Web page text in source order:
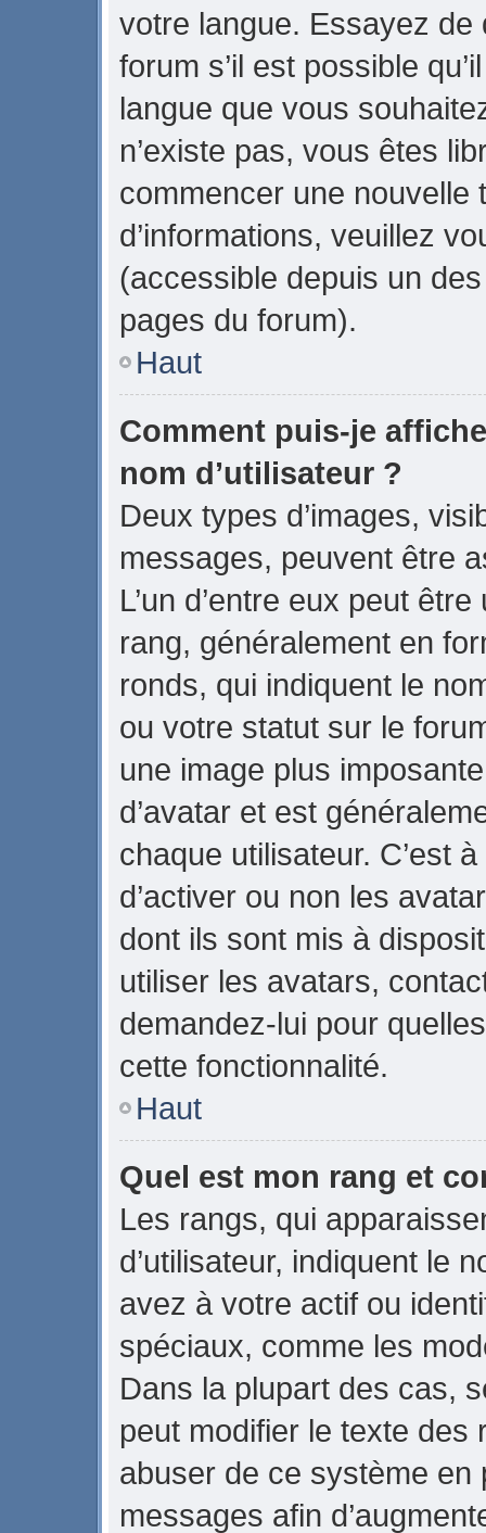
votre langue. Essayez
forum s’il est possible
langue que vous
n’existe pas, vous êtes
commencer une nouvelle
d’informations, veuillez
(accessible depuis un
pages du forum).
Haut
Comment puis-je
nom d’utilisateur ?
Deux types d’images,
messages, peuvent être
L’un d’entre eux peut
rang, généralement en
ronds, qui indiquent le
ou votre statut sur le
une image plus
d’avatar et est
chaque utilisateur. C’est
d’activer ou non les
dont ils sont mis à
utiliser les avatars,
demandez-lui pour
cette fonctionnalité.
Haut
Quel est mon rang et
Les rangs, qui
d’utilisateur, indiquent le
avez à votre actif ou
spéciaux, comme les
Dans la plupart des cas,
peut modifier le texte des
abuser de ce système en
messages afin